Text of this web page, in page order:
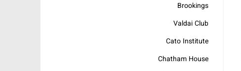
Brookings
Valdai Club
Cato Institute
Chatham House